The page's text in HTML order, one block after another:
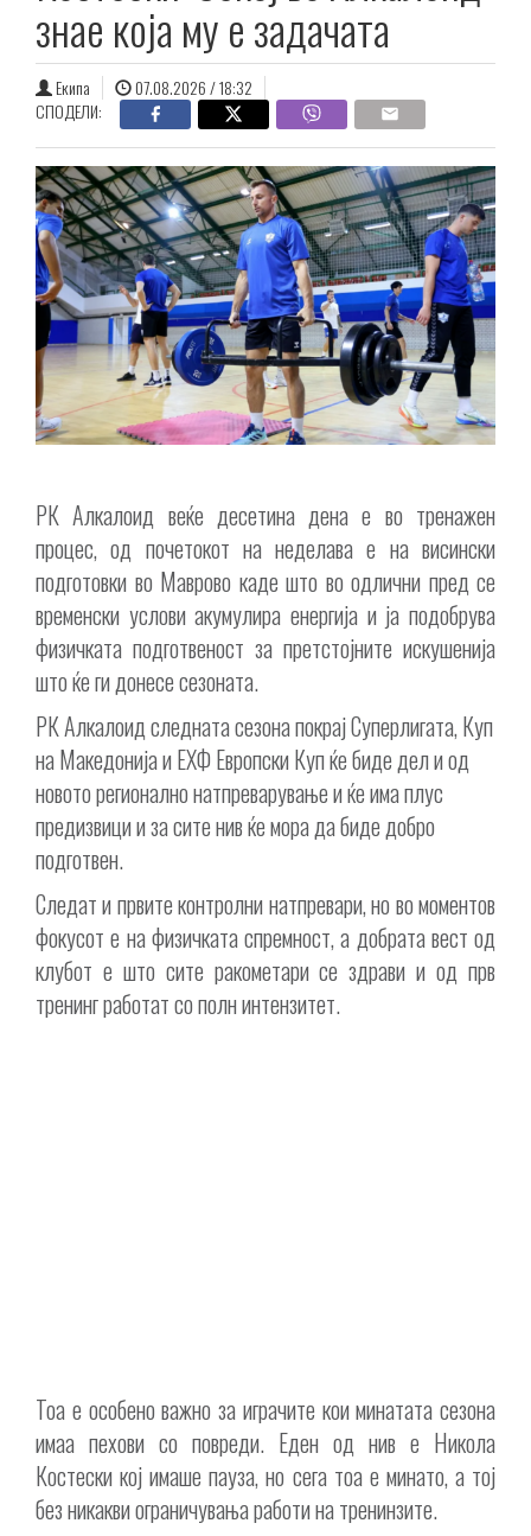
знае која му е задачата
Екипа
07.08.2026 / 18:32
СПОДЕЛИ:
РК Алкалоид веќе десетина дена е во тренажен
процес, од почетокот на неделава е на висински
подготовки во Маврово каде што во одлични пред сe
временски услови акумулира енергија и ја подобрува
физичката подготвеност за претстојните искушенија
што ќе ги донесе сезоната.
РК Алкалоид следната сезона покрај Суперлигата, Куп
на Македонија и ЕХФ Европски Куп ќе биде дел и од
новото регионално натпреварување и ќе има плус
предизвици и за сите нив ќе мора да биде добро
подготвен.
Следат и првите контролни натпревари, но во моментов
фокусот е на физичката спремност, а добрата вест од
клубот е што сите ракометари се здрави и од прв
тренинг работат со полн интензитет.
Тоа е особено важно за играчите кои минатата сезона
имаа пехови со повреди. Еден од нив е Никола
Костески кој имаше пауза, но сега тоа е минато, а тој
без никакви ограничувања работи на тренинзите.